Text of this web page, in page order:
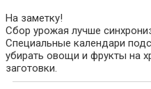
На заметку!
Сбор урожая лучше
Специальные календари
убирать овощи и фрукты на
заготовки.